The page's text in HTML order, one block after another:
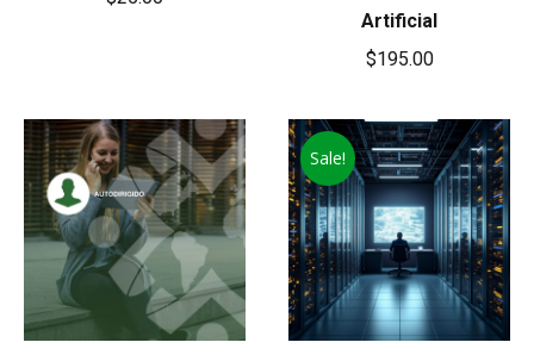
Artificial
$195.00
Sale!